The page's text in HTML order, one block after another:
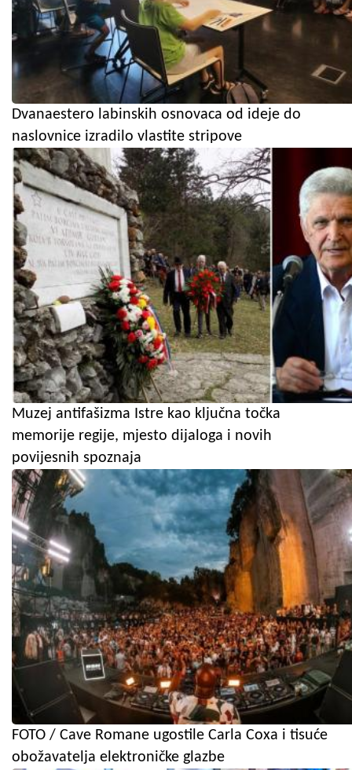
Dvanaestero labinskih osnovaca od ideje do
naslovnice izradilo vlastite stripove
Muzej antifašizma Istre kao ključna točka
memorije regije, mjesto dijaloga i novih
povijesnih spoznaja
FOTO / Cave Romane ugostile Carla Coxa i tisuće
obožavatelja elektroničke glazbe